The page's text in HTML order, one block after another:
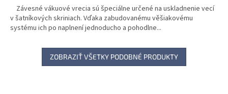
Závesné vákuové vrecia sú špeciálne určené na uskladnenie vecí
v šatníkových skriniach. Vďaka zabudovanému věšiakovému
systému ich po naplnení jednoducho a pohodlne...
ZOBRAZIŤ VŠETKY PODOBNÉ PRODUKTY